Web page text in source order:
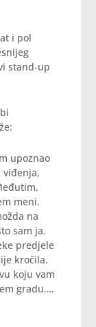
i pol
stand-up
upoznao
viđenja,
meni.
na
sam ja.
predjele
kročila.
koju vam
gradu….